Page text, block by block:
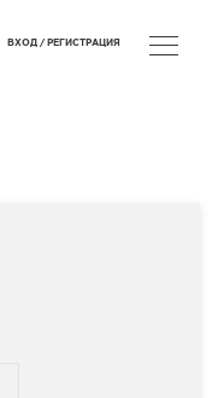
ВХОД / РЕГИСТРАЦИЯ